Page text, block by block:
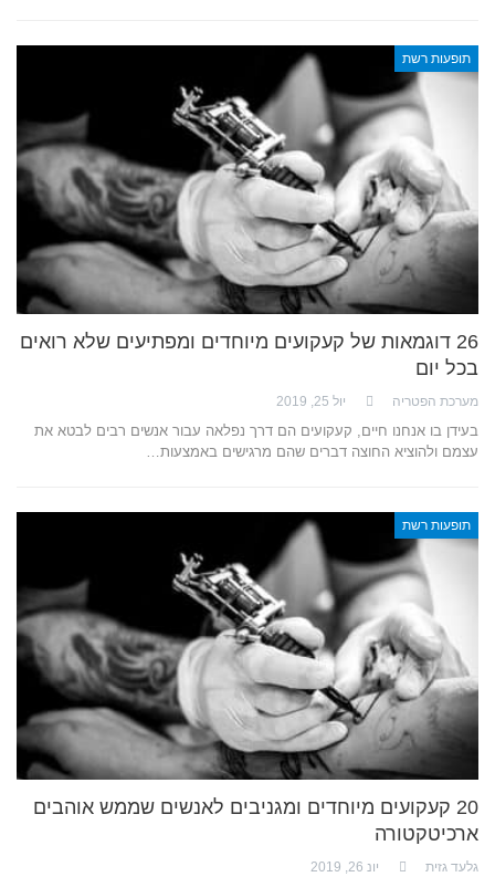
תופעות רשת
26 דוגמאות של קעקועים מיוחדים ומפתיעים שלא רואים
בכל יום
מערכת הפטריה יול 25, 2019
בעידן בו אנחנו חיים, קעקועים הם דרך נפלאה עבור אנשים רבים לבטא את
עצמם ולהוציא החוצה דברים שהם מרגישים באמצעות…
תופעות רשת
20 קעקועים מיוחדים ומגניבים לאנשים שממש אוהבים
ארכיטקטורה
גלעד גזית יונ 26, 2019